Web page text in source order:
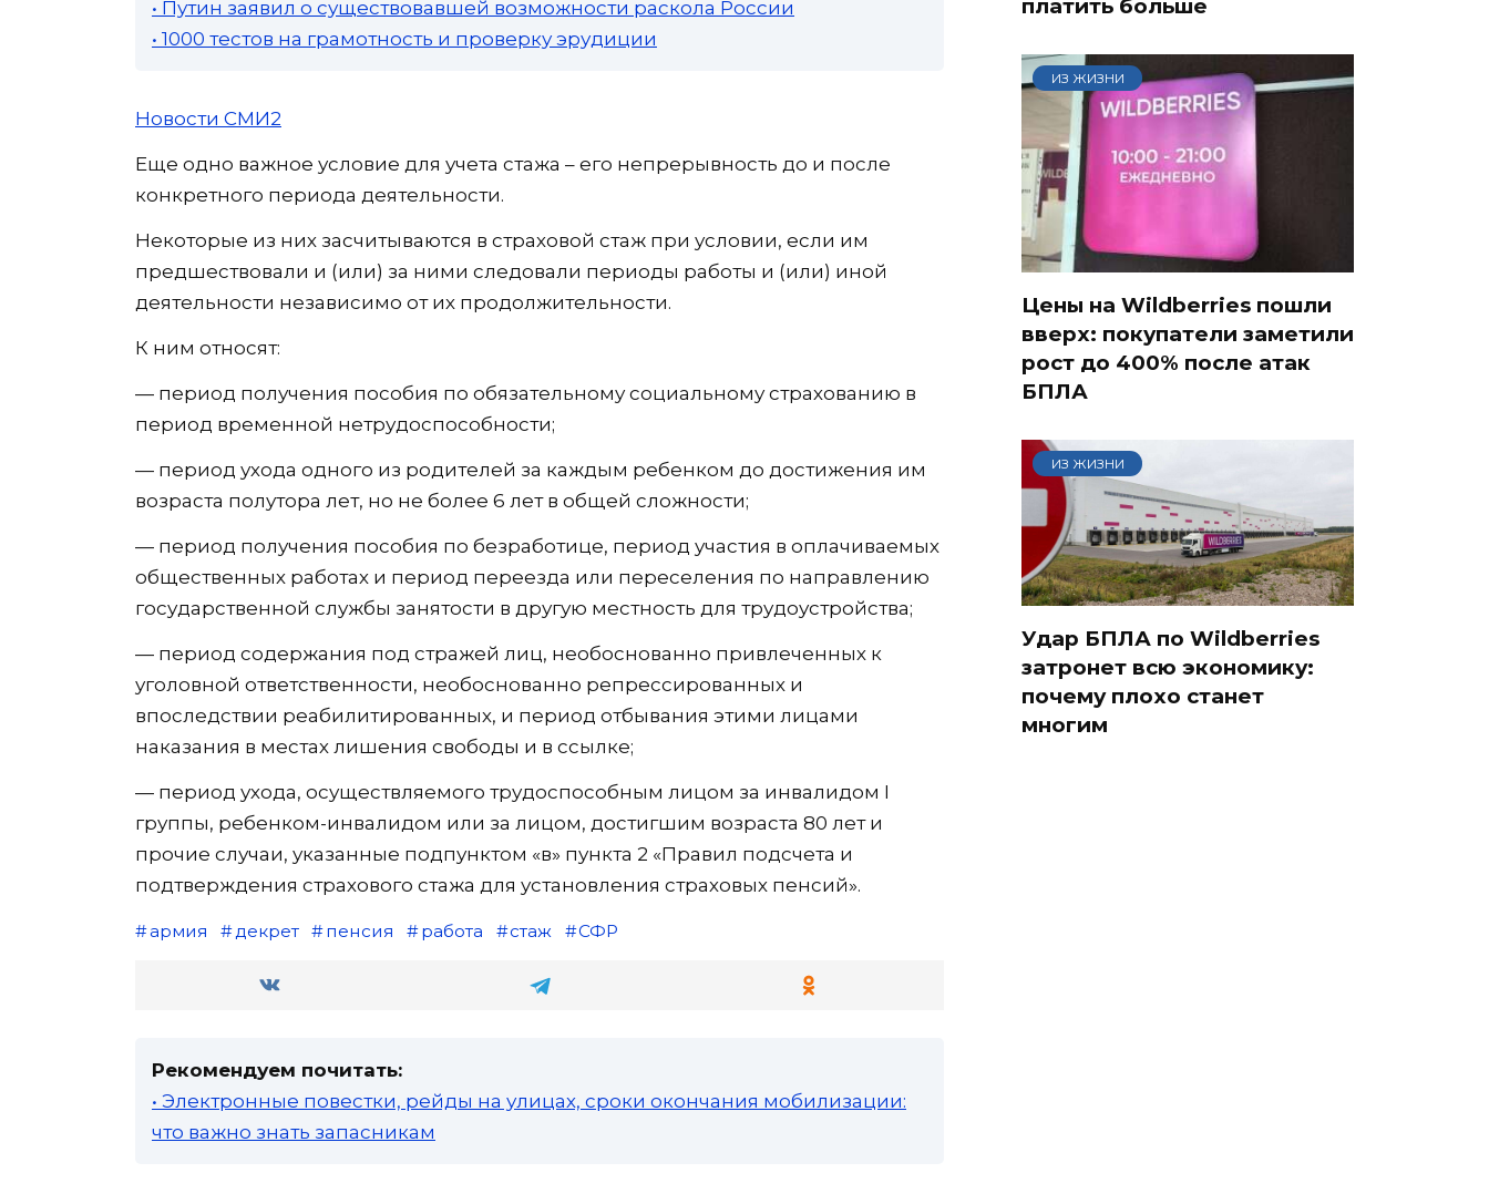
• Путин заявил о существовавшей возможности раскола России
• 1000 тестов на грамотность и проверку эрудиции
Новости СМИ2
Еще одно важное условие для учета стажа – его непрерывность до и после
конкретного периода деятельности.
Некоторые из них засчитываются в страховой стаж при условии, если им
предшествовали и (или) за ними следовали периоды работы и (или) иной
деятельности независимо от их продолжительности.
К ним относят:
— период получения пособия по обязательному социальному страхованию в
период временной нетрудоспособности;
— период ухода одного из родителей за каждым ребенком до достижения им
возраста полутора лет, но не более 6 лет в общей сложности;
— период получения пособия по безработице, период участия в оплачиваемых
общественных работах и период переезда или переселения по направлению
государственной службы занятости в другую местность для трудоустройства;
— период содержания под стражей лиц, необоснованно привлеченных к
уголовной ответственности, необоснованно репрессированных и
впоследствии реабилитированных, и период отбывания этими лицами
наказания в местах лишения свободы и в ссылке;
— период ухода, осуществляемого трудоспособным лицом за инвалидом I
группы, ребенком-инвалидом или за лицом, достигшим возраста 80 лет и
прочие случаи, указанные подпунктом «в» пункта 2 «Правил подсчета и
подтверждения страхового стажа для установления страховых пенсий».
армия декрет пенсия работа стаж СФР
Рекомендуем почитать:
• Электронные повестки, рейды на улицах, сроки окончания мобилизации:
что важно знать запасникам
платить больше
ИЗ ЖИЗНИ
Цены на Wildberries пошли
вверх: покупатели заметили
рост до 400% после атак
БПЛА
ИЗ ЖИЗНИ
Удар БПЛА по Wildberries
затронет всю экономику:
почему плохо станет
многим